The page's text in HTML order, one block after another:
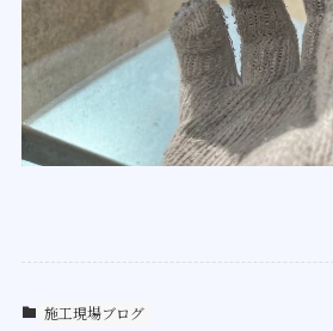
施工現場ブログ